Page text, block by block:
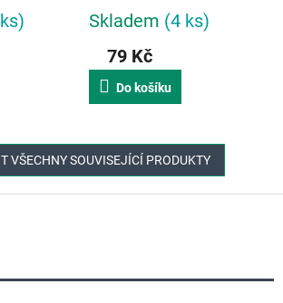
Průměrné
produktu
5,0
hvězdiček.
Skladem (4 ks)
79 Kč
Do košíku
VŠECHNY SOUVISEJÍCÍ PRODUKTY